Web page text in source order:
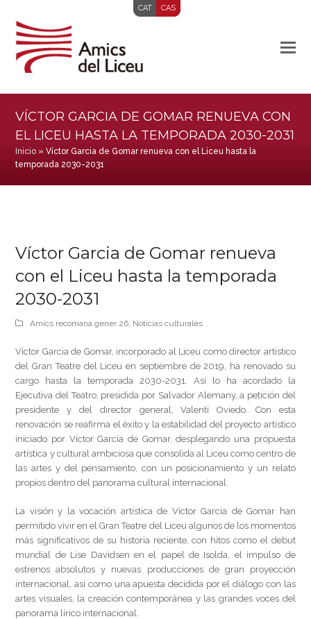
CAT CAS
VÍCTOR GARCIA DE GOMAR RENUEVA CON
EL LICEU HASTA LA TEMPORADA 2030-2031
Inicio »Víctor Garcia de Gomar renueva con el Liceu hasta la
temporada 2030-2031
Víctor Garcia de Gomar renueva
con el Liceu hasta la temporada
2030-2031
Amics recomana gener 26, Notícias culturales
Víctor Garcia de Gomar, incorporado al Liceu como director artístico
del Gran Teatre del Liceu en septiembre de 2019, ha renovado su
cargo hasta la temporada 2030-2031. Así lo ha acordado la
Ejecutiva del Teatro, presidida por Salvador Alemany, a petición del
presidente y del director general, Valentí Oviedo. Con esta
renovación se reafirma el éxito y la estabilidad del proyecto artístico
iniciado por Víctor Garcia de Gomar, desplegando una propuesta
artística y cultural ambiciosa que consolida al Liceu como centro de
las artes y del pensamiento, con un posicionamiento y un relato
propios dentro del panorama cultural internacional.
La visión y la vocación artística de Víctor Garcia de Gomar han
permitido vivir en el Gran Teatre del Liceu algunos de los momentos
más significativos de su historia reciente, con hitos como el debut
mundial de Lise Davidsen en el papel de Isolda, el impulso de
estrenos absolutos y nuevas producciones de gran proyección
internacional, así como una apuesta decidida por el diálogo con las
artes visuales, la creación contemporánea y las grandes voces del
panorama lírico internacional.